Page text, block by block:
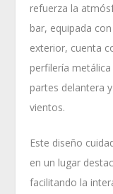
refuerza la
bar, equipada
exterior, cuenta
perfilería
partes delantera
vientos.
Este diseño
en un lugar
facilitando la